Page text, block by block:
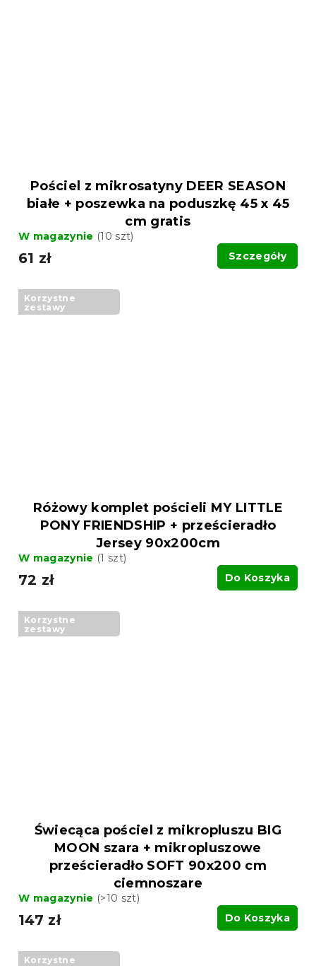
Pościel z mikrosatyny DEER SEASON
białe + poszewka na poduszkę 45 x 45
cm gratis
W magazynie (10 szt)
61 zł Szczegóły
Korzystne
zestawy
Różowy komplet pościeli MY LITTLE
PONY FRIENDSHIP + prześcieradło
Jersey 90x200cm
W magazynie (1 szt)
72 zł Do Koszyka
Korzystne
zestawy
Świecąca pościel z mikropluszu BIG
MOON szara + mikropluszowe
prześcieradło SOFT 90x200 cm
ciemnoszare
W magazynie (>10 szt)
147 zł Do Koszyka
Korzystne